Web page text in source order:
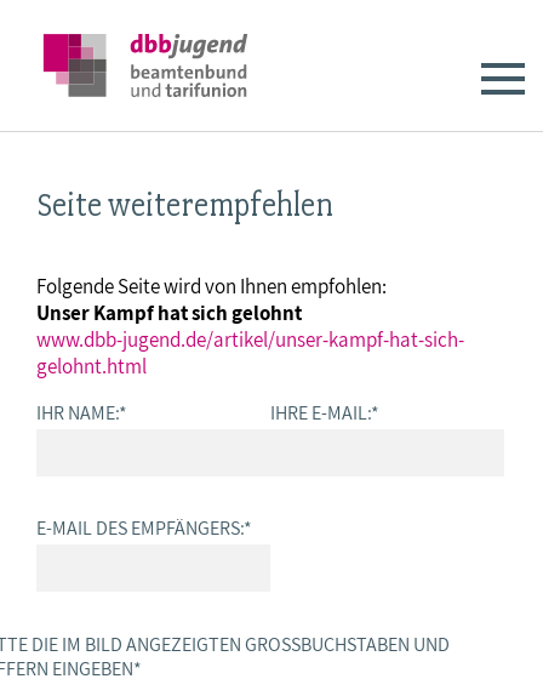
Seite weiterempfehlen
Folgende Seite wird von Ihnen empfohlen:
Unser Kampf hat sich gelohnt
www.dbb-jugend.de/artikel/unser-kampf-hat-sich-
gelohnt.html
IHR NAME:* IHRE E-MAIL:*
E-MAIL DES EMPFÄNGERS:*
DIE IM BILD ANGEZEIGTEN GROSSBUCHSTABEN UND Z
EINGEBEN *